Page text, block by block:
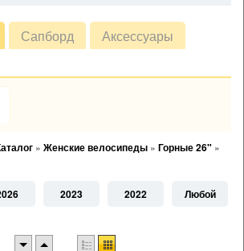
Сапборд
Аксессуары
» Женские велосипеды » Горные 26" »
2023 2022 Любой